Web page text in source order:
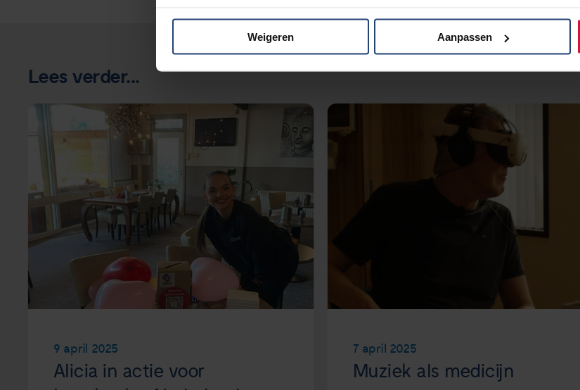
Weigeren Aanpassen
Lees verder...
9 april 2025
Alicia in actie voor
7 april 2025
Muziek als medicijn